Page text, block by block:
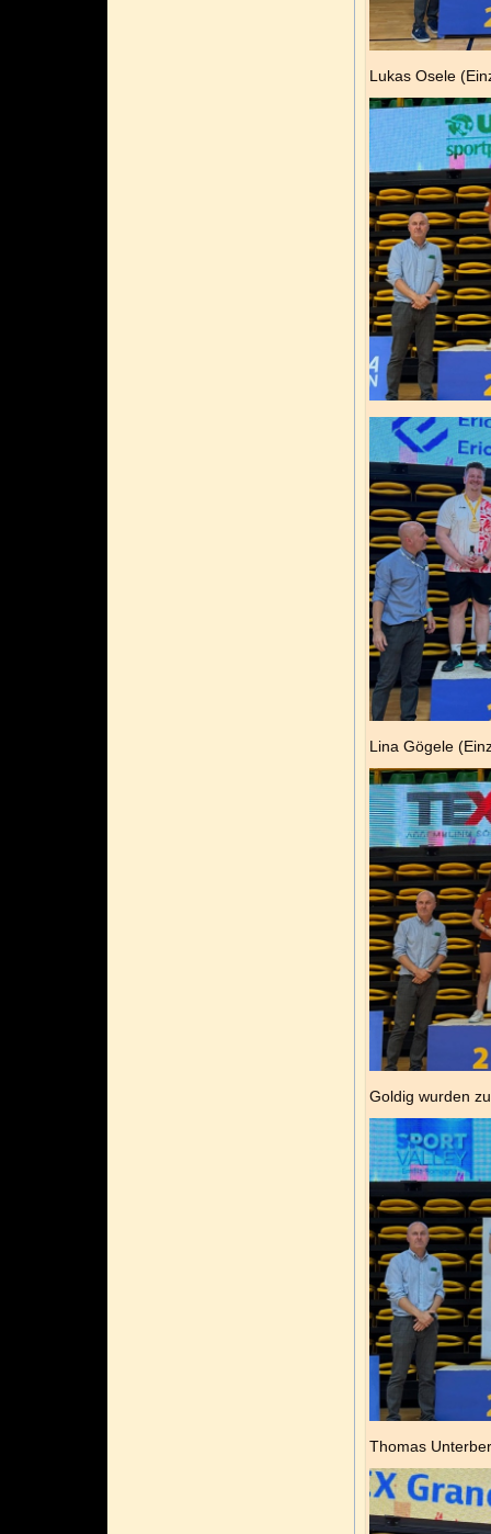
Lukas Osele
Lina Gögele
Goldig wurden
Thomas